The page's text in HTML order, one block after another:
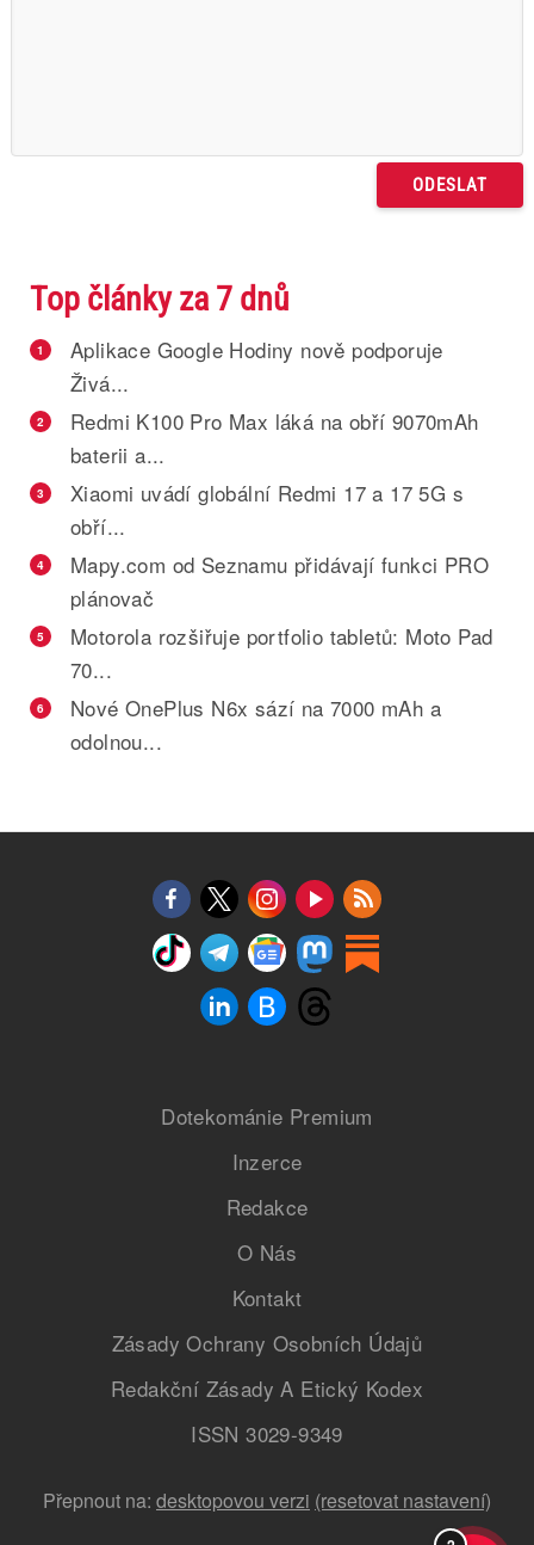
Top články za 7 dnů
1
Aplikace Google Hodiny nově podporuje
Živá...
2
Redmi K100 Pro Max láká na obří 9070mAh
baterii a...
3
Xiaomi uvádí globální Redmi 17 a 17 5G s
obří...
4
Mapy.com od Seznamu přidávají funkci PRO
plánovač
5
Motorola rozšiřuje portfolio tabletů: Moto Pad
70...
6
Nové OnePlus N6x sází na 7000 mAh a
odolnou...
Dotekománie Premium
Inzerce
Redakce
O Nás
Kontakt
Zásady Ochrany Osobních Údajů
Redakční Zásady A Etický Kodex
ISSN 3029-9349
Přepnout na: desktopovou verzi (resetovat nastavení)